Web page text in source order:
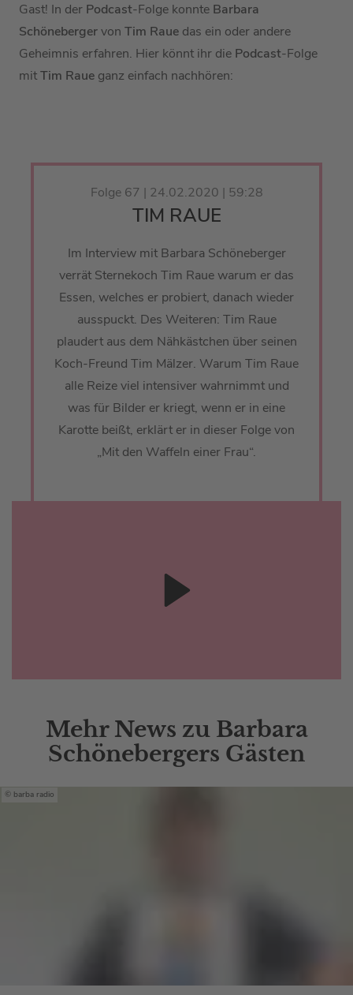
Gast! In der Podcast-Folge konnte Barbara
Schönebergervon Tim Raue das ein oder andere
Geheimnis erfahren. Hier könnt ihr die Podcast-Folge
mitTim Raue ganz einfach nachhören:
Folge 67 | 24.02.2020 | 59:28
TIM RAUE
Im Interview mit Barbara Schöneberger
verrät Sternekoch Tim Raue warum er das
Essen, welches er probiert, danach wieder
ausspuckt. Des Weiteren: Tim Raue
plaudert aus dem Nähkästchen über seinen
Koch-Freund Tim Mälzer. Warum Tim Raue
alle Reize viel intensiver wahrnimmt und
was für Bilder er kriegt, wenn er in eine
Karotte beißt, erklärt er in dieser Folge von
„Mit den Waffeln einer Frau“.
Mehr News zu Barbara
Schönebergers Gästen
barba radio